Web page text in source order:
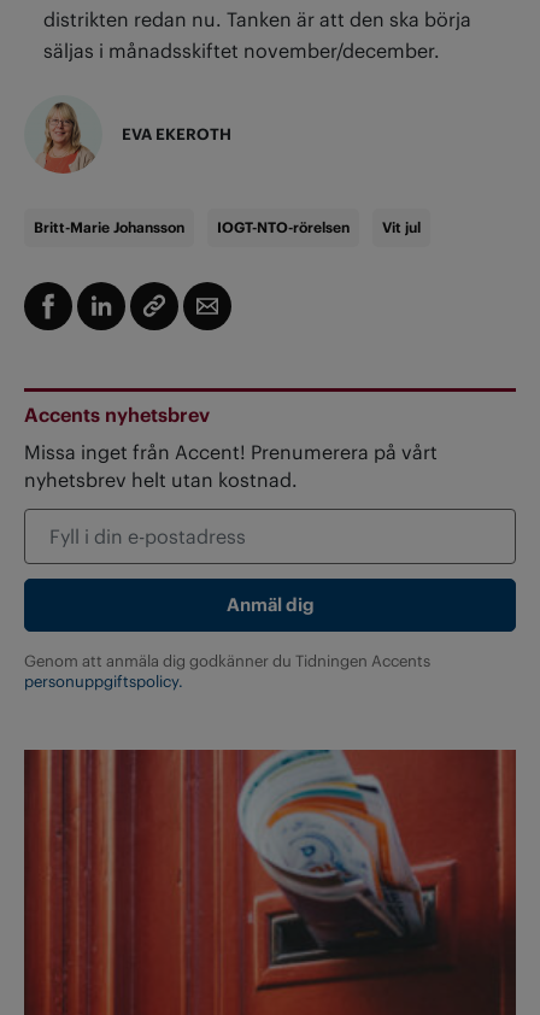
distrikten redan nu. Tanken är att den ska börja
säljas i månadsskiftet november/december.
EVA EKEROTH
Britt-Marie Johansson IOGT-NTO-rörelsen Vit jul
Accents nyhetsbrev
Missa inget från Accent! Prenumerera på vårt
nyhetsbrev helt utan kostnad.
Genom att anmäla dig godkänner du Tidningen Accents
personuppgiftspolicy.